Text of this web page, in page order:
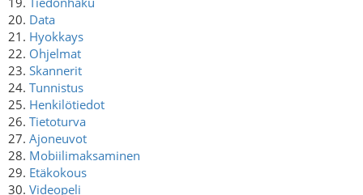
20. Data
21. Hyokkays
22. Ohjelmat
23. Skannerit
24. Tunnistus
25. Henkilötiedot
26. Tietoturva
27. Ajoneuvot
28. Mobiilimaksaminen
29. Etäkokous
30. Videopeli